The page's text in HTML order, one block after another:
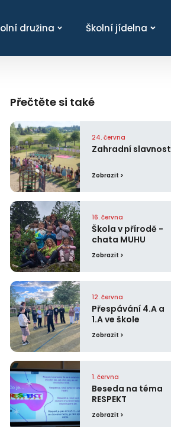
družina Školní jídelna
Přečtěte si také
24. června
Zahradní slavnost
Zobrazit >
16. června
Škola v přírodě -
chata MUHU
Zobrazit >
12. června
Přespávání 4.A a
1.A ve škole
Zobrazit >
1. června
Beseda na téma
RESPEKT
Zobrazit >